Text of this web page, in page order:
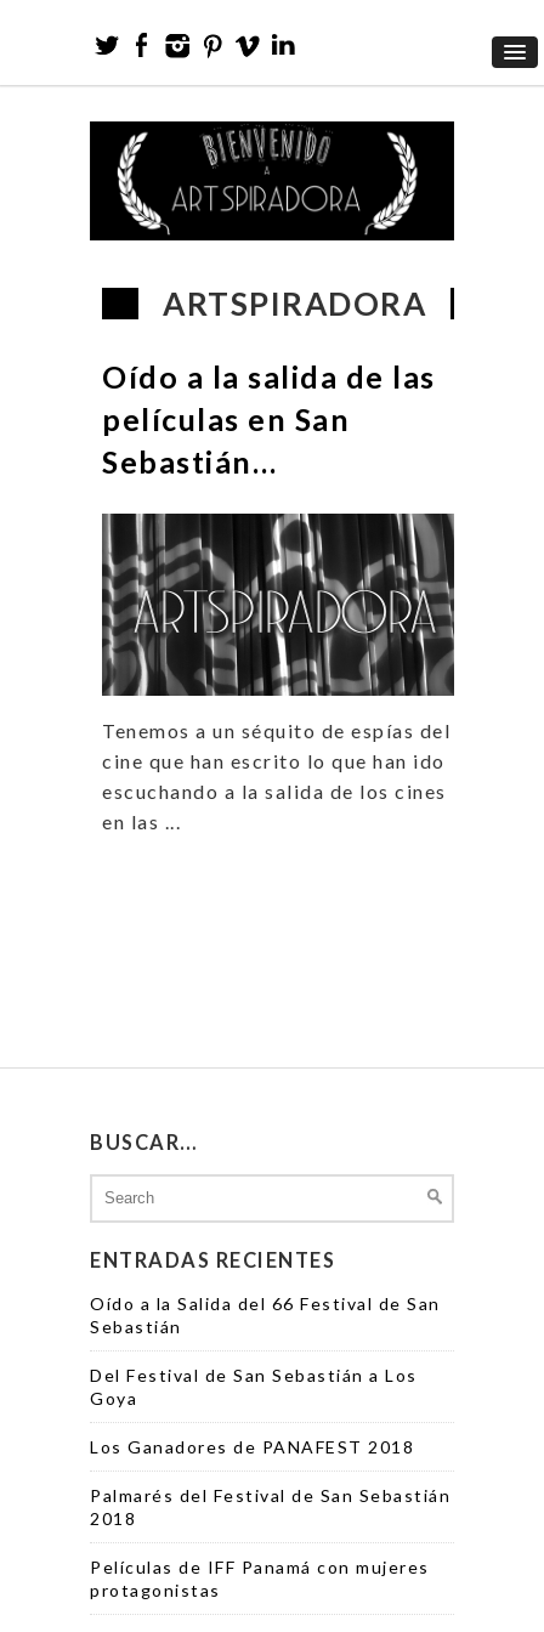
ARTSPIRADORA
Oído a la salida de las
películas en San
Sebastián…
Tenemos a un séquito de espías del
cine que han escrito lo que han ido
escuchando a la salida de los cines
en las ...
BUSCAR…
for:
ENTRADAS RECIENTES
Oído a la Salida del 66 Festival de San
Sebastián
Del Festival de San Sebastián a Los
Goya
Los Ganadores de PANAFEST 2018
Palmarés del Festival de San Sebastián
2018
Películas de IFF Panamá con mujeres
protagonistas